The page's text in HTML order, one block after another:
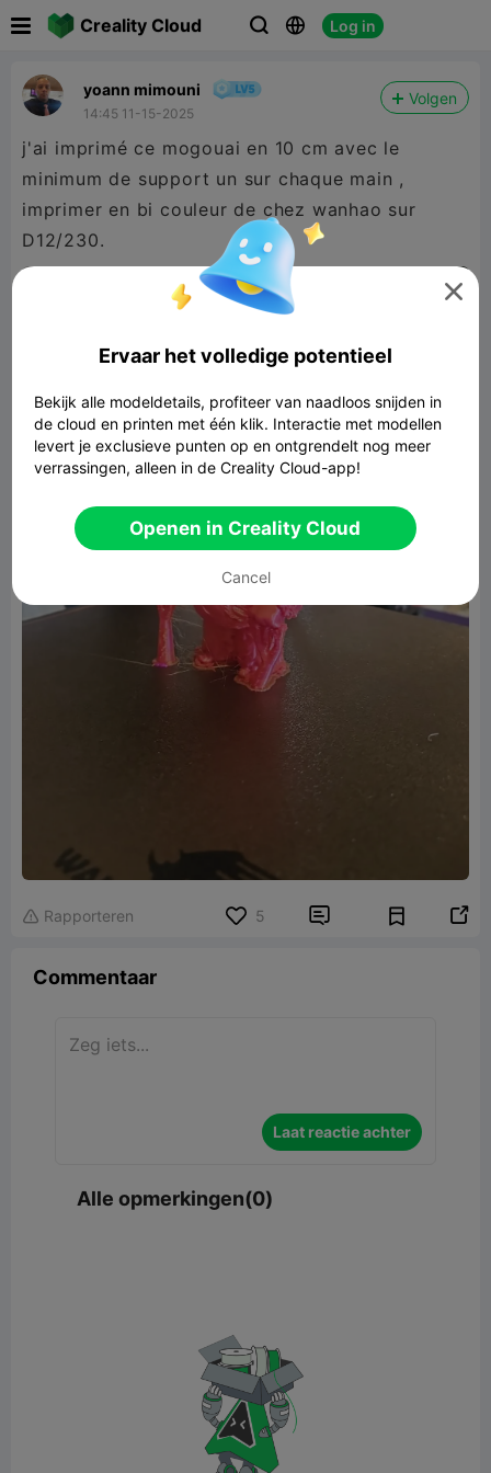
Creality Cloud   Log in
yoann mimouni
14:45 11-15-2025
Volgen
j'ai imprimé ce mogouai en 10 cm avec le
minimum de support un sur chaque main ,
imprimer en bi couleur de chez wanhao sur
D12/230.
 Rapporteren 5  
Commentaar
Laat reactie achter
Alle opmerkingen(0)

Ervaar het volledige potentieel
Bekijk alle modeldetails, profiteer van naadloos snijden in
de cloud en printen met één klik. Interactie met modellen
levert je exclusieve punten op en ontgrendelt nog meer
verrassingen, alleen in de Creality Cloud-app!
Openen in Creality Cloud
Cancel